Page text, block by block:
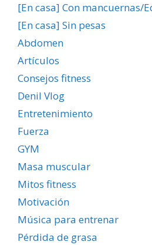
[En casa] Con mancuernas/
[En casa] Sin pesas
Abdomen
Artículos
Consejos fitness
Denil Vlog
Entretenimiento
Fuerza
GYM
Masa muscular
Mitos fitness
Motivación
Música para entrenar
Pérdida de grasa